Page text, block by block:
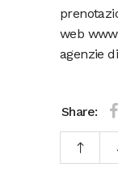
web
agenzie
Share: